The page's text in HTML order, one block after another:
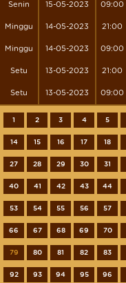
Senin 15-05-2023 09:00
Minggu 14-05-2023 21:00
Minggu 14-05-2023 09:00
Setu 13-05-2023 21:00
Setu 13-05-2023 09:00
1 2 3 4 5
14 15 16 17 18
27 28 29 30 31
40 41 42 43 44
53 54 55 56 57
66 67 68 69 70
79 80 81 82 83
92 93 94 95 96